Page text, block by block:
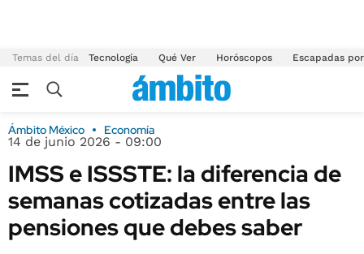
Temas del día Tecnología Qué Ver Horóscopos Escapadas
Ámbito México Economía
14 de junio 2026 - 09:00
IMSS e ISSSTE: la diferencia de
semanas cotizadas entre las
pensiones que debes saber